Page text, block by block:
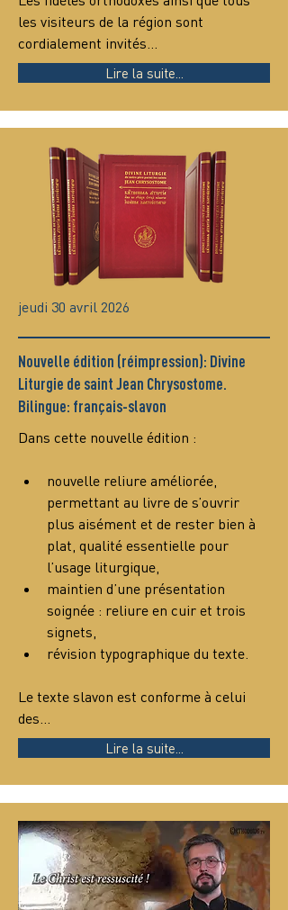
les visiteurs de la région sont
cordialement invités…
Lire la suite...
jeudi 30 avril 2026
Nouvelle édition (réimpression): Divine
Liturgie de saint Jean Chrysostome.
Bilingue: français-slavon
Dans cette nouvelle édition :
nouvelle reliure améliorée,
permettant au livre de s’ouvrir
plus aisément et de rester bien à
plat, qualité essentielle pour
l’usage liturgique,
maintien d’une présentation
soignée : reliure en cuir et trois
signets,
révision typographique du texte.
Le texte slavon est conforme à celui
des…
Lire la suite...